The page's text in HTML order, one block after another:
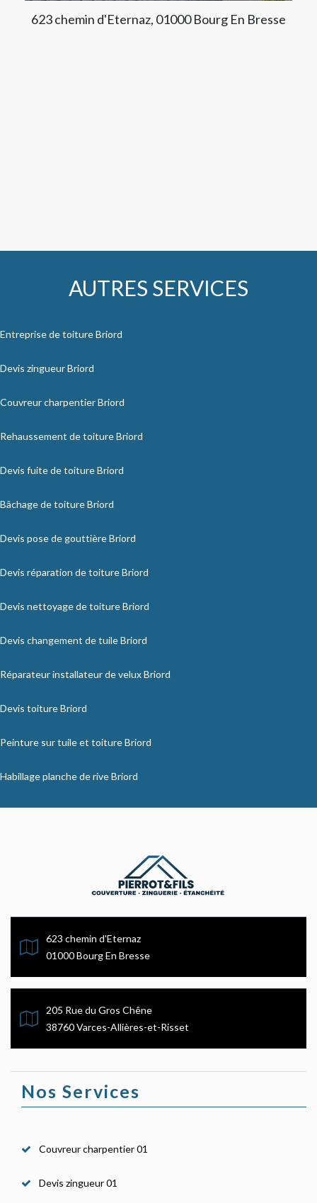
623 chemin d'Eternaz, 01000 Bourg En Bresse
AUTRES SERVICES
Entreprise de toiture Briord
Devis zingueur Briord
Couvreur charpentier Briord
Rehaussement de toiture Briord
Devis fuite de toiture Briord
Bâchage de toiture Briord
Devis pose de gouttière Briord
Devis réparation de toiture Briord
Devis nettoyage de toiture Briord
Devis changement de tuile Briord
Réparateur installateur de velux Briord
Devis toiture Briord
Peinture sur tuile et toiture Briord
Habillage planche de rive Briord
623 chemin d'Eternaz
01000 Bourg En Bresse
205 Rue du Gros Chêne
38760 Varces-Allières-et-Risset
Nos Services
Couvreur charpentier 01
Devis zingueur 01